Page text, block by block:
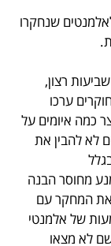
שנחקרו
רצון,
ערכו
כמה איומים על
לא להבין את
מחוסר הבנה
את המחקר עם
של אלמנטי
לא מצאו